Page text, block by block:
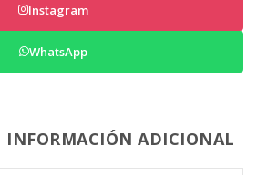
Instagram
WhatsApp
INFORMACIÓN ADICIONAL